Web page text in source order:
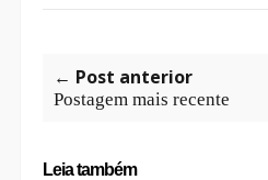
← Post anterior
Postagem mais recente
Leia também